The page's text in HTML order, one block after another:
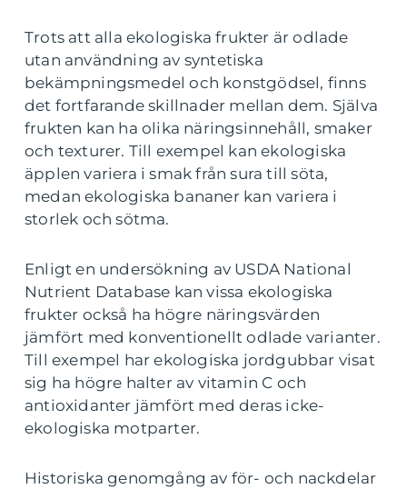
Trots att alla ekologiska frukter är odlade
utan användning av syntetiska
bekämpningsmedel och konstgödsel, finns
det fortfarande skillnader mellan dem. Själva
frukten kan ha olika näringsinnehåll, smaker
och texturer. Till exempel kan ekologiska
äpplen variera i smak från sura till söta,
medan ekologiska bananer kan variera i
storlek och sötma.
Enligt en undersökning av USDA National
Nutrient Database kan vissa ekologiska
frukter också ha högre näringsvärden
jämfört med konventionellt odlade varianter.
Till exempel har ekologiska jordgubbar visat
sig ha högre halter av vitamin C och
antioxidanter jämfört med deras icke-
ekologiska motparter.
Historiska genomgång av för- och nackdelar